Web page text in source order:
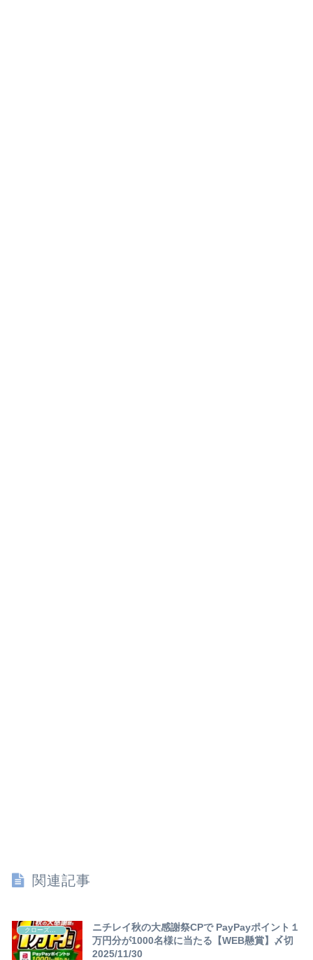
関連記事
ニチレイ秋の大感謝祭CPで PayPayポイント１
万円分が1000名様に当たる【WEB懸賞】〆切
2025/11/30